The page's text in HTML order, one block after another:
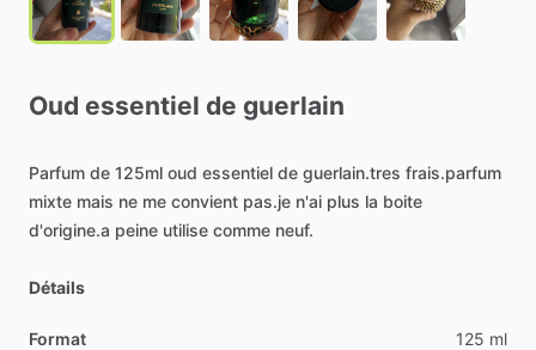
Oud essentiel de guerlain
Parfum de 125ml oud essentiel de guerlain.tres frais.parfum
mixte mais ne me convient pas.je n'ai plus la boite
d'origine.a peine utilise comme neuf.
Détails
Format 125 ml